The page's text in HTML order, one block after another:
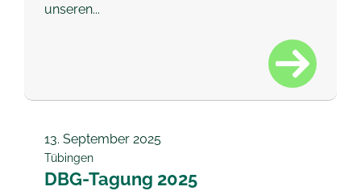
unseren...
13. September 2025
Tübingen
DBG-Tagung 2025